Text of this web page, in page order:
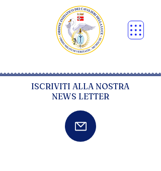
ISCRIVITI ALLA NOSTRA
NEWS LETTER